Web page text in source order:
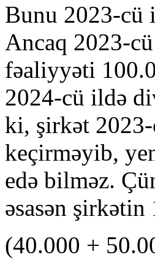
Bunu 2023-cü
Ancaq 2023-
fəaliyyəti
2024-cü ildə
ki, şirkət
keçirməyib,
edə bilməz.
əsasən
(40.000 +